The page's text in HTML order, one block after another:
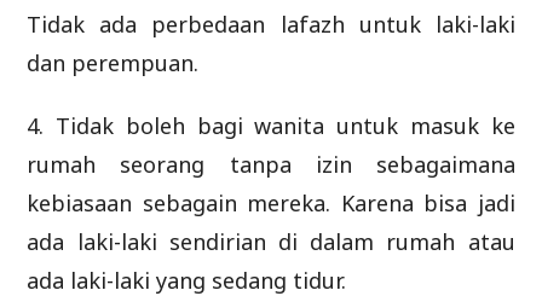
Tidak ada perbedaan lafazh untuk laki-laki
dan perempuan.
4. Tidak boleh bagi wanita untuk masuk ke
rumah seorang tanpa izin sebagaimana
kebiasaan sebagain mereka. Karena bisa jadi
ada laki-laki sendirian di dalam rumah atau
ada laki-laki yang sedang tidur.